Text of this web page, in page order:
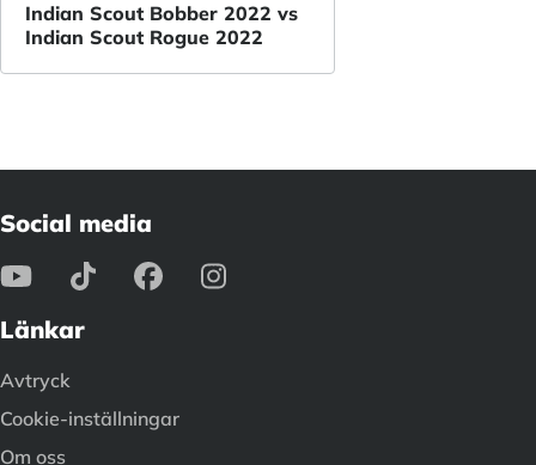
Indian Scout Bobber 2022 vs
Indian Scout Rogue 2022
Social media
Länkar
Avtryck
Cookie-inställningar
Om oss